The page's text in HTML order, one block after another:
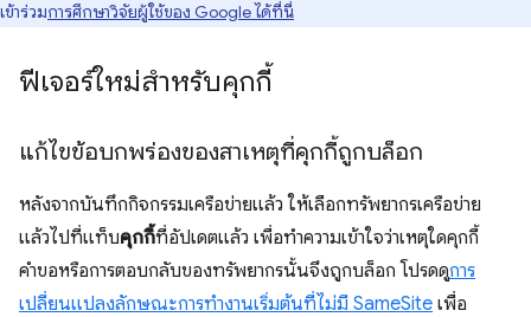
เข้าร่วมการศึกษาวิจัยผู้ใช้ของ Google ได้ที่นี่
ฟีเจอร์ใหม่สำหรับคุกกี้
แก้ไขข้อบกพร่องของสาเหตุที่คุกกี้ถูกบล็อก
หลังจากบันทึกกิจกรรมเครือข่ายแล้ว ให้เลือกทรัพยากรเครือข่าย
แล้วไปที่แท็บคุกกี้ที่อัปเดตแล้ว เพื่อทำความเข้าใจว่าเหตุใดคุกกี้
คำขอหรือการตอบกลับของทรัพยากรนั้นจึงถูกบล็อก โปรดดูการ
เปลี่ยนแปลงลักษณะการทำงานเริ่มต้นที่ไม่มี SameSite เพื่อ